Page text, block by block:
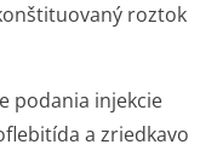
roztok
podania injekcie
a zriedkavo